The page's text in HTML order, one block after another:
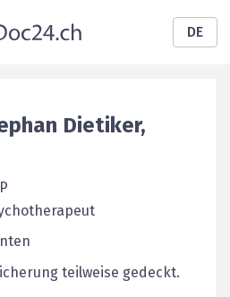
DE
Dietiker,
teilweise gedeckt.